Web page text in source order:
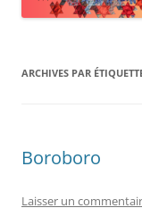
ARCHIVES PAR
Boroboro
Laisser un